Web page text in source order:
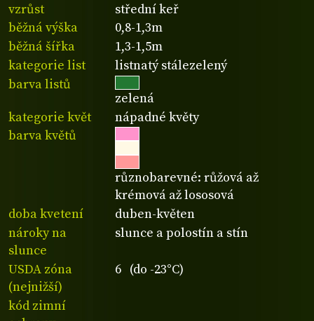
vzrůst
střední keř
běžná výška
0,8-1,3m
běžná šířka
1,3-1,5m
kategorie list
listnatý stálezelený
barva listů
zelená
kategorie květ
nápadné květy
barva květů
různobarevné: růžová až
krémová až lososová
doba kvetení
duben-květen
nároky na
slunce
slunce a polostín a stín
USDA zóna
(nejnižší)
6 (do -23°C)
kód zimní